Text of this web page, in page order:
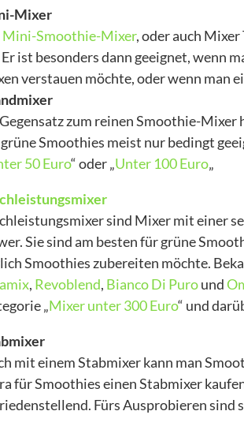
Mixer
Mini-Smoothie-Mixer, oder auch
ist besonders dann geeignet, wenn
verstauen möchte, oder wenn man
zum reinen Smoothie-
Smoothies meist nur bedingt
50 Euro“ oder „Unter 100 Euro„
sind Mixer mit einer
Sie sind am besten für grüne
Smoothies zubereiten möchte.
, Revoblend, Bianco Di Puround
„Mixer unter 300 Euro“ und
mit einem Stabmixer kann man
für Smoothies einen Stabmixer
Fürs Ausprobieren sind